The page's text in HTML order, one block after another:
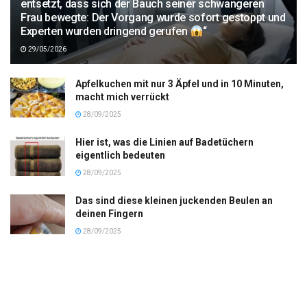
entsetzt, dass sich der Bauch seiner schwangeren
Frau bewegte: Der Vorgang wurde sofort gestoppt und
Experten wurden dringend gerufen
“
29/05/2026
Apfelkuchen mit nur 3 Äpfel und in 10 Minuten,
macht mich verrückt
28/09/2025
Hier ist, was die Linien auf Badetüchern
eigentlich bedeuten
28/09/2025
Das sind diese kleinen juckenden Beulen an
deinen Fingern
28/09/2025